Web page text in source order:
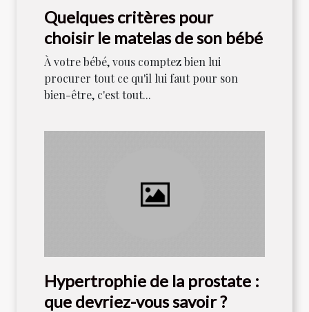
Quelques critères pour
choisir le matelas de son bébé
À votre bébé, vous comptez bien lui
procurer tout ce qu'il lui faut pour son
bien-être, c'est tout...
Hypertrophie de la prostate :
que devriez-vous savoir ?